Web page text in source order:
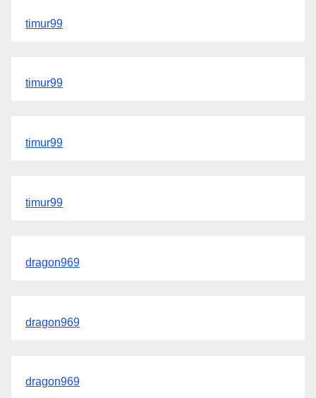
timur99
timur99
timur99
timur99
dragon969
dragon969
dragon969